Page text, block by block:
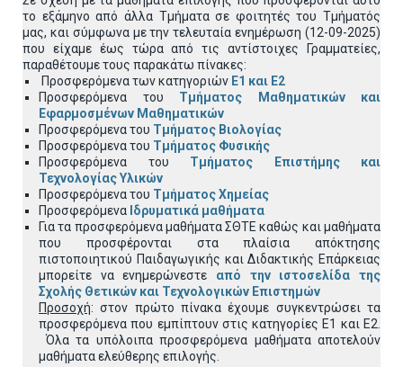
το εξάμηνο από άλλα Τμήματα σε φοιτητές του Τμήματός
μας, και σύμφωνα με την τελευταία ενημέρωση (12-09-2025)
που είχαμε έως τώρα από τις αντίστοιχες Γραμματείες,
παραθέτουμε τους παρακάτω πίνακες:
Προσφερόμενα των κατηγοριών Ε1 και Ε2
Προσφερόμενα του Τμήματος Μαθηματικών και
Εφαρμοσμένων Μαθηματικών
Προσφερόμενα του Τμήματος Βιολογίας
Προσφερόμενα του Τμήματος Φυσικής
Προσφερόμενα του
Τμήματος Επιστήμης και
Τεχνολογίας Υλικών
Προσφερόμενα του Τμήματος Χημείας
Προσφερόμενα Ιδρυματικά μαθήματα
Για τα προσφερόμενα μαθήματα ΣΘΤΕ καθώς και μαθήματα
που προσφέρονται στα πλαίσια απόκτησης
πιστοποιητικού Παιδαγωγικής και Διδακτικής Επάρκειας
μπορείτε να ενημερώνεστε από την ιστοσελίδα της
Σχολής Θετικών και Τεχνολογικών Επιστημών
Προσοχή: στον πρώτο πίνακα έχουμε συγκεντρώσει τα
προσφερόμενα που εμπίπτουν στις κατηγορίες Ε1 και Ε2.
Όλα τα υπόλοιπα προσφερόμενα μαθήματα αποτελούν
μαθήματα ελεύθερης επιλογής.